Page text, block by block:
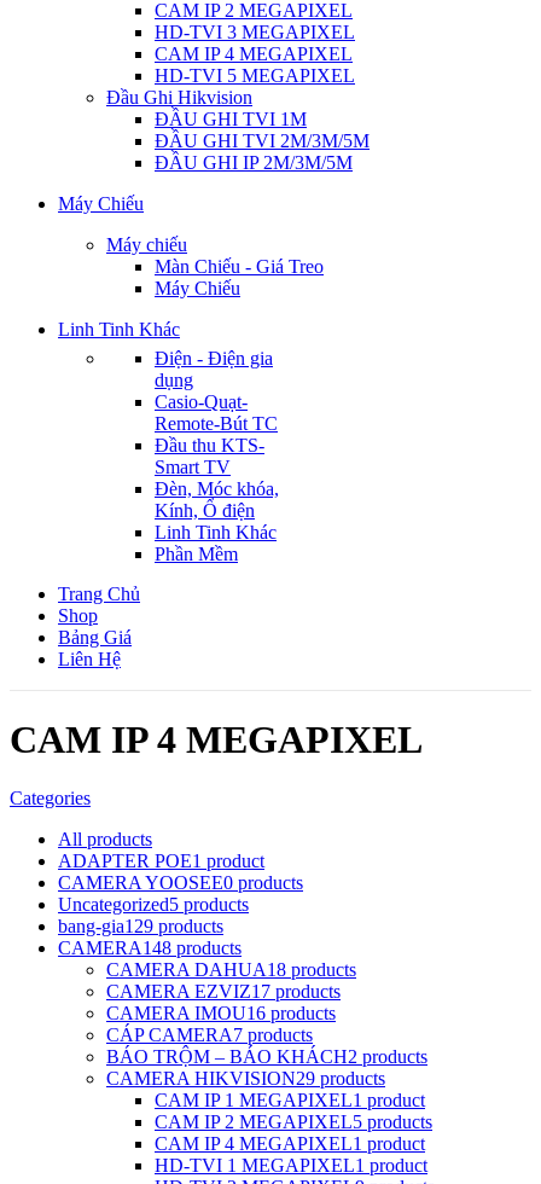
CAM IP 2 MEGAPIXEL
HD-TVI 3 MEGAPIXEL
CAM IP 4 MEGAPIXEL
HD-TVI 5 MEGAPIXEL
Đầu Ghi Hikvision
ĐẦU GHI TVI 1M
ĐẦU GHI TVI 2M/3M/5M
ĐẦU GHI IP 2M/3M/5M
Máy Chiếu
Máy chiếu
Màn Chiếu - Giá Treo
Máy Chiếu
Linh Tinh Khác
Điện - Điện gia
dụng
Casio-Quạt-
Remote-Bút TC
Đầu thu KTS-
Smart TV
Đèn, Móc khóa,
Kính, Ổ điện
Linh Tinh Khác
Phần Mềm
Trang Chủ
Shop
Bảng Giá
Liên Hệ
CAM IP 4 MEGAPIXEL
Categories
All products
ADAPTER POE1 product
CAMERA YOOSEE0 products
Uncategorized5 products
bang-gia129 products
CAMERA148 products
CAMERA DAHUA18 products
CAMERA EZVIZ17 products
CAMERA IMOU16 products
CÁP CAMERA7 products
BÁO TRỘM – BÁO KHÁCH2 products
CAMERA HIKVISION29 products
CAM IP 1 MEGAPIXEL1 product
CAM IP 2 MEGAPIXEL5 products
CAM IP 4 MEGAPIXEL1 product
HD-TVI 1 MEGAPIXEL1 product